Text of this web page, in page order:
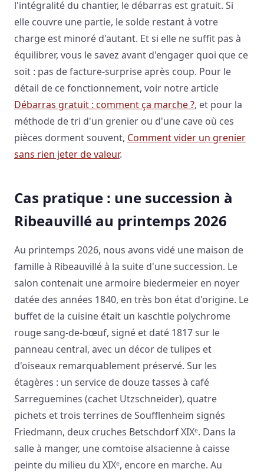
l'intégralité du chantier, le débarras est gratuit. Si
elle couvre une partie, le solde restant à votre
charge est minoré d'autant. Et si elle ne suffit pas à
équilibrer, vous le savez avant d'engager quoi que ce
soit : pas de facture-surprise après coup. Pour le
détail de ce fonctionnement, voir notre article
Débarras gratuit : comment ça marche ?, et pour la
méthode de tri d'un grenier ou d'une cave où ces
pièces dorment souvent, Comment vider un grenier
sans rien jeter de valeur.
Cas pratique : une succession à
Ribeauvillé au printemps 2026
Au printemps 2026, nous avons vidé une maison de
famille à Ribeauvillé à la suite d'une succession. Le
salon contenait une armoire biedermeier en noyer
datée des années 1840, en très bon état d'origine. Le
buffet de la cuisine était un kaschtle polychrome
rouge sang-de-bœuf, signé et daté 1817 sur le
panneau central, avec un décor de tulipes et
d'oiseaux remarquablement préservé. Sur les
étagères : un service de douze tasses à café
Sarreguemines (cachet Utzschneider), quatre
pichets et trois terrines de Soufflenheim signés
Friedmann, deux cruches Betschdorf XIXᵉ. Dans la
salle à manger, une comtoise alsacienne à caisse
peinte du milieu du XIXᵉ, encore en marche. Au